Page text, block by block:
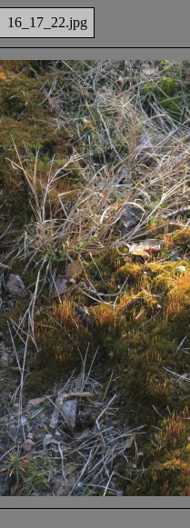
16_17_22.jpg